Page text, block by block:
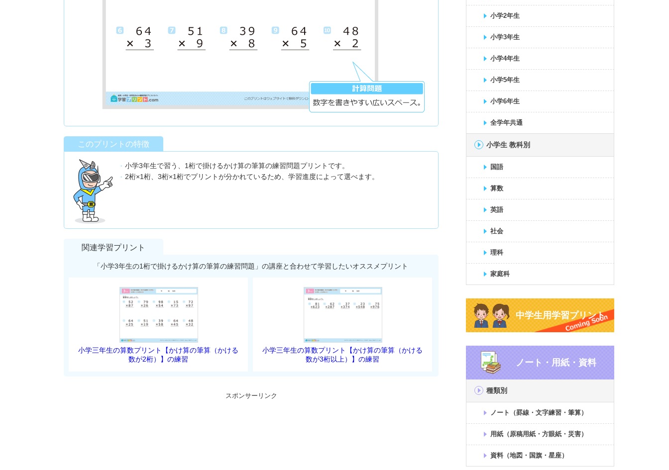
このプリントの特徴
小学3年生で習う、1桁で掛けるかけ算の筆算の練習問題プリントです。
2桁×1桁、3桁×1桁でプリントが分かれているため、学習進度によって選べます。
関連学習プリント
「小学3年生の1桁で掛けるかけ算の筆算の練習問題」の講座と合わせて学習したいオススメプリント
小学三年生の算数プリント【かけ算の筆算（かける
数が2桁）】の練習
小学三年生の算数プリント【かけ算の筆算（かける
数が3桁以上）】の練習
スポンサーリンク
小学2年生
小学3年生
小学4年生
小学5年生
小学6年生
全学年共通
小学生 教科別
国語
算数
英語
社会
理科
家庭科
中学生用学習プリント
ノート・用紙・資料
種類別
ノート（罫線・文字練習・筆算）
用紙（原稿用紙・方眼紙・災害）
資料（地図・国旗・星座）